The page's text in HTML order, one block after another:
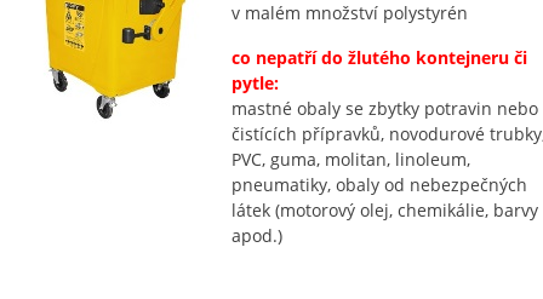
v malém množství polystyrén
co nepatří do žlutého kontejneru či
pytle:
mastné obaly se zbytky potravin nebo
čistících přípravků, novodurové
PVC, guma, molitan, linoleum,
pneumatiky, obaly od nebezpečných
látek (motorový olej, chemikálie, barvy
apod.)